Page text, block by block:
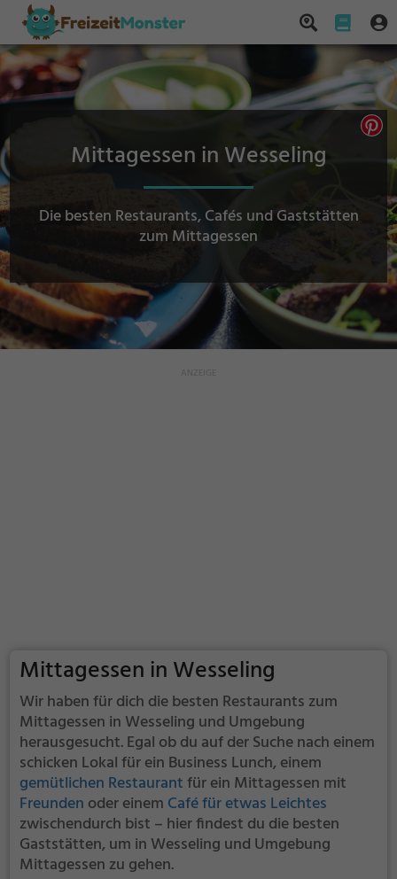
Mittagessen in Wesseling
Die besten Restaurants, Cafés und Gaststätten
zum Mittagessen
Mittagessen in Wesseling
Wir haben für dich die besten Restaurants zum
Mittagessen in Wesseling und Umgebung
herausgesucht. Egal ob du auf der Suche nach einem
schicken Lokal für ein Business Lunch, einem
gemütlichen Restaurantfür ein Mittagessen mit
Freunden oder einem Café für etwas Leichtes
zwischendurch bist – hier findest du die besten
Gaststätten, um in Wesseling und Umgebung
Mittagessen zu gehen.